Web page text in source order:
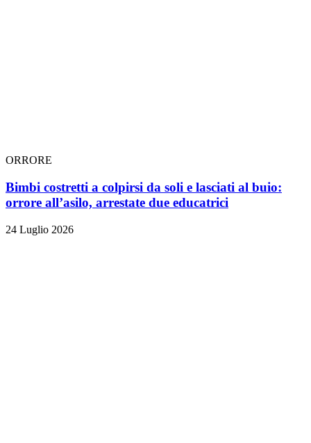
ORRORE
Bimbi costretti a colpirsi da soli e lasciati al buio:
orrore all’asilo, arrestate due educatrici
24 Luglio 2026